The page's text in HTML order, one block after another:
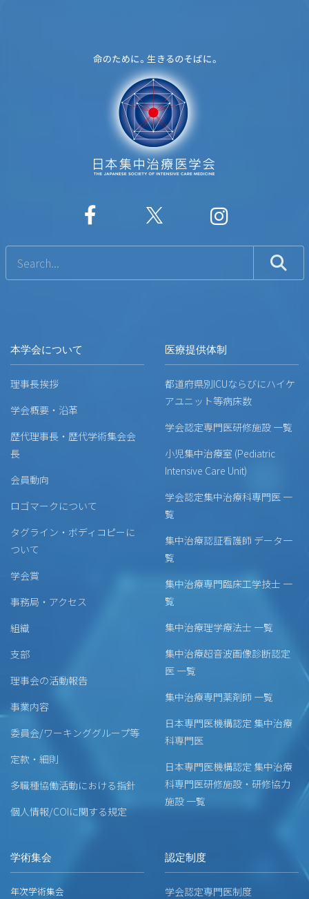
本学会について
理事長挨拶
学会概要・沿革
歴代理事長・歴代学術集会会
長
会員動向
ロゴマークについて
タグライン・ボディコピーに
ついて
学会賞
事務局・アクセス
組織
支部
理事会の活動報告
事業内容
委員会/ワーキンググループ等
定款・細則
多職種協働活動における指針
個人情報/COIに関する規定
医療提供体制
都道府県別ICUならびにハイケ
アユニット等病床数
学会認定専門医研修施設 一覧
小児集中治療室 (Pediatric
Intensive Care Unit)
学会認定集中治療科専門医 一
覧
集中治療認証看護師 データ一
覧
集中治療専門臨床工学技士 一
覧
集中治療理学療法士 一覧
集中治療超音波画像診断認定
医 一覧
集中治療専門薬剤師 一覧
日本専門医機構認定 集中治療
科専門医
日本専門医機構認定 集中治療
科専門医研修施設・研修協力
施設 一覧
学術集会
年次学術集会
認定制度
学会認定専門医制度